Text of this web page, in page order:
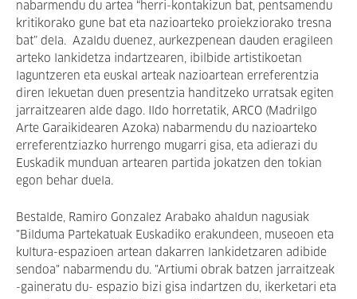
nabarmendu du artea “herri-kontakizun bat, pentsamendu
kritikorako gune bat eta nazioarteko proiekziorako tresna
bat” dela. Azaldu duenez, aurkezpenean dauden eragileen
arteko lankidetza indartzearen, ibilbide artistikoetan
laguntzeren eta euskal arteak nazioartean erreferentzia
diren lekuetan duen presentzia handitzeko urratsak egiten
jarraitzearen alde dago. Ildo horretatik, ARCO (Madrilgo
Arte Garaikidearen Azoka) nabarmendu du nazioarteko
erreferentziazko hurrengo mugarri gisa, eta adierazi du
Euskadik munduan artearen partida jokatzen den tokian
egon behar duela.
Bestalde, Ramiro Gonzalez Arabako ahaldun nagusiak
"Bilduma Partekatuak Euskadiko erakundeen, museoen eta
kultura-espazioen artean dakarren lankidetzaren adibide
sendoa" nabarmendu du. "Artiumi obrak batzen jarraitzeak
-gaineratu du- espazio bizi gisa indartzen du, ikerketari eta